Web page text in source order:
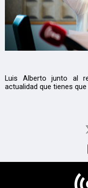
Luis Alberto junto al
actualidad que tienes